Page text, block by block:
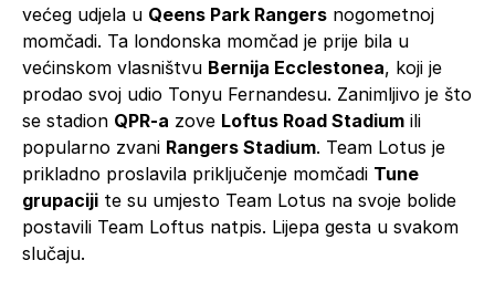
većeg udjela u Qeens Park Rangers nogometnoj
momčadi. Ta londonska momčad je prije bila u
većinskom vlasništvu Bernija Ecclestonea, koji je
prodao svoj udio Tonyu Fernandesu. Zanimljivo je što
se stadion QPR-a zove Loftus Road Stadium ili
popularno zvani Rangers Stadium. Team Lotus je
prikladno proslavila priključenje momčadi Tune
grupaciji te su umjesto Team Lotus na svoje bolide
postavili Team Loftus natpis. Lijepa gesta u svakom
slučaju.